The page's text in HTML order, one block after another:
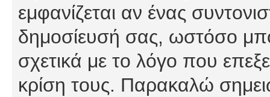
εμφανίζεται αν ένας
δημοσίευσή σας, ωστόσο
σχετικά με το λόγο που
κρίση τους. Παρακαλώ